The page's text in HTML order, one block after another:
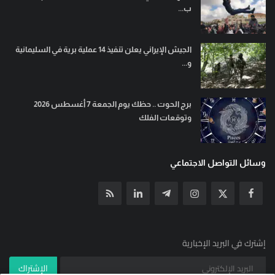
ب...
الجيش الإيراني يعلن تنفيذ 14 عملية برية في السليمانية
و...
برج الحوت .. حظك يوم الجمعة 7 أغسطس 2026
وتوقعات الفلك
وسائل التواصل الاجتماعي
إشترك في البريد الإخبارية
الإشتراك